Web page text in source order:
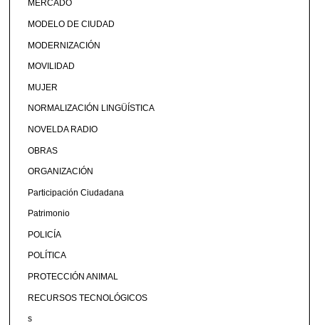
MERCADO
MODELO DE CIUDAD
MODERNIZACIÓN
MOVILIDAD
MUJER
NORMALIZACIÓN LINGÜÍSTICA
NOVELDA RADIO
OBRAS
ORGANIZACIÓN
Participación Ciudadana
Patrimonio
POLICÍA
POLÍTICA
PROTECCIÓN ANIMAL
RECURSOS TECNOLÓGICOS
s